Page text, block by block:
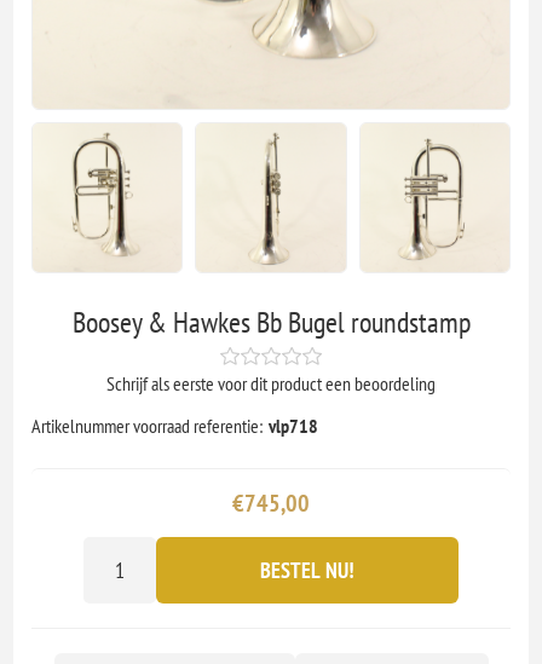
Boosey & Hawkes Bb Bugel roundstamp
Schrijf als eerste voor dit product een beoordeling
Artikelnummer voorraad referentie: vlp718
€745,00
BESTEL NU!